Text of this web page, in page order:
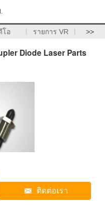
โอ รายการ VR >>
Diode Laser Parts
ติดต่อเรา